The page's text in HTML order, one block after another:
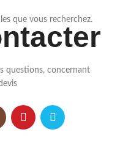
questions, concernant
que vous recherchez.